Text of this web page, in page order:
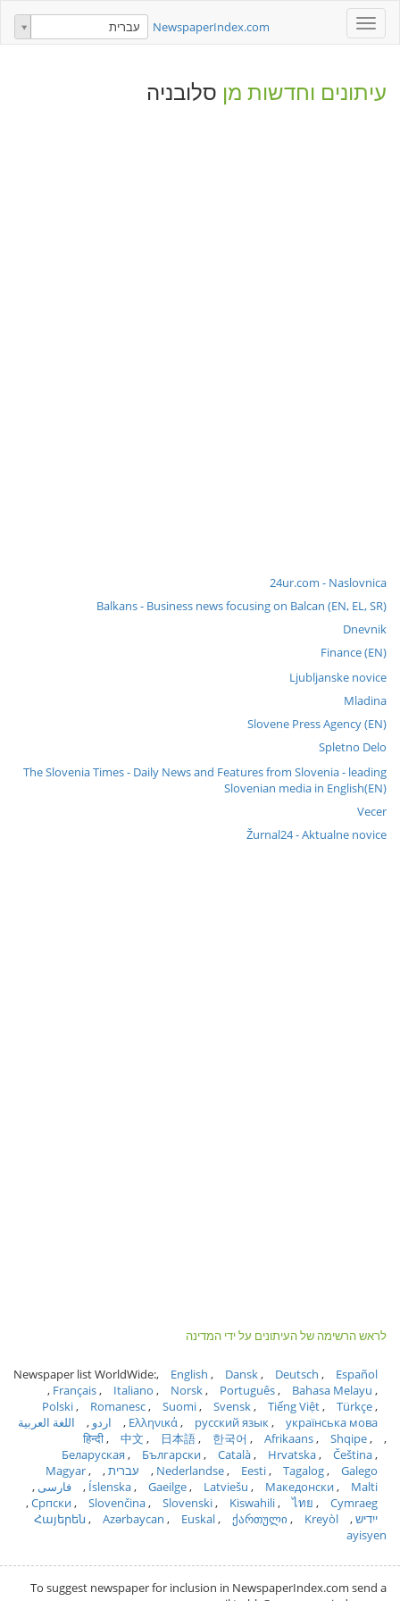
Toggle
navigation
NewspaperIndex.com עברית
עיתונים וחדשות מן סלובניה
24ur.com - Naslovnica
Balkans - Business news focusing on Balcan (EN, EL, SR)
Dnevnik
Finance (EN)
Ljubljanske novice
Mladina
Slovene Press Agency (EN)
Spletno Delo
The Slovenia Times - Daily News and Features from Slovenia - leading
Slovenian media in English(EN)
Vecer
Žurnal24 - Aktualne novice
לראש הרשימה של העיתונים על ידי המדינה
Newspaper list WorldWide: English Dansk Deutsch
Español
Français
Italiano Norsk Português
Bahasa Melayu
Polski
Romanesc Suomi Svensk Tiếng Việt
Türkçe
Ελληνικά
русский язык українська мова اردو
اللغة العربية
हिन्दी
中文 日本語 한국어 Afrikaans
Shqipe
Беларуская
Български Català Hrvatska
Čeština
Nederlandse
Eesti Tagalog Galego עברית
Magyar
Íslenska
Gaeilge Latviešu Македонски Malti
فارسی
Српски
Slovenčina Slovenski Kiswahili ไทย
Cymraeg
ייִדיש
Հայերեն Azərbaycan Euskal ქართული
Kreyòl
ayisyen
To suggest newspaper for inclusion in NewspaperIndex.com send a